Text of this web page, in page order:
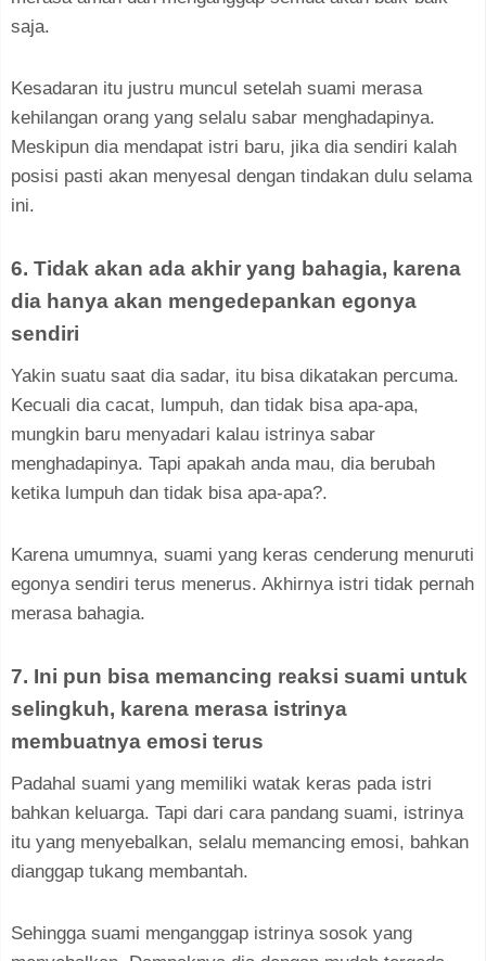
saja.
Kesadaran itu justru muncul setelah suami merasa
kehilangan orang yang selalu sabar menghadapinya.
Meskipun dia mendapat istri baru, jika dia sendiri kalah
posisi pasti akan menyesal dengan tindakan dulu selama
ini.
6. Tidak akan ada akhir yang bahagia, karena
dia hanya akan mengedepankan egonya
sendiri
Yakin suatu saat dia sadar, itu bisa dikatakan percuma.
Kecuali dia cacat, lumpuh, dan tidak bisa apa-apa,
mungkin baru menyadari kalau istrinya sabar
menghadapinya. Tapi apakah anda mau, dia berubah
ketika lumpuh dan tidak bisa apa-apa?.
Karena umumnya, suami yang keras cenderung menuruti
egonya sendiri terus menerus. Akhirnya istri tidak pernah
merasa bahagia.
7. Ini pun bisa memancing reaksi suami untuk
selingkuh, karena merasa istrinya
membuatnya emosi terus
Padahal suami yang memiliki watak keras pada istri
bahkan keluarga. Tapi dari cara pandang suami, istrinya
itu yang menyebalkan, selalu memancing emosi, bahkan
dianggap tukang membantah.
Sehingga suami menganggap istrinya sosok yang